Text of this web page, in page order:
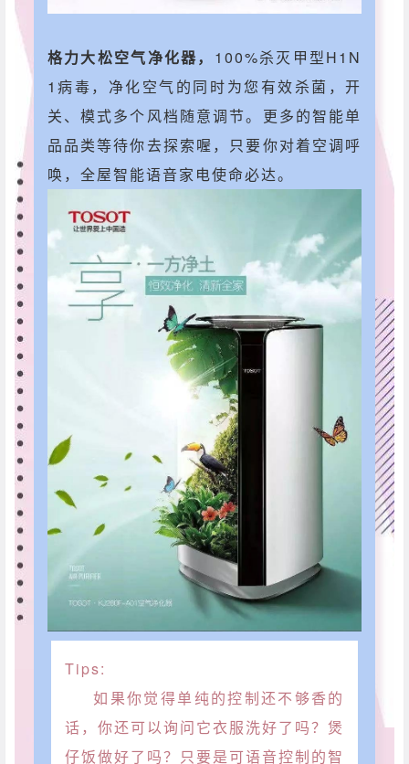
格力大松空气净化器， 100%杀灭甲型H1N
1病毒，净化空气的同时为您有效杀菌，开
关、模式多个风档随意调节。更多的智能单
品品类等待你去探索喔，只要你对着空调呼
唤，全屋智能语音家电使命必达。
Tips:
如果你觉得单纯的控制还不够香的
话，你还可以询问它衣服洗好了吗？煲
仔饭做好了吗？只要是可语音控制的智